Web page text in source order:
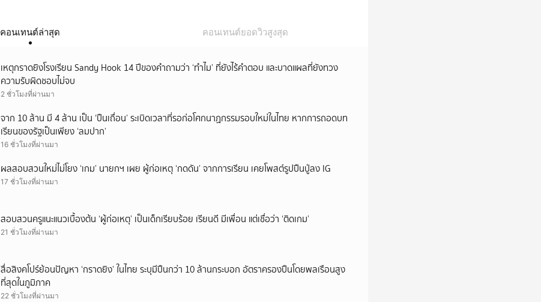
คอนเทนต์ล่าสุด คอนเทนต์ยอดวิวสูงสุด
เหตุกราดยิงโรงเรียน Sandy Hook 14 ปีของคำถามว่า ‘ทำไม’ ที่ยังไร้คำตอบ และบาดแผลที่ยังทวง
ความรับผิดชอบไม่จบ
2 ชั่วโมงที่ผ่านมา
จาก 10 ล้าน มี 4 ล้าน เป็น ‘ปืนเถื่อน’ ระเบิดเวลาที่รอก่อโศกนาฏกรรมรอบใหม่ในไทย หากการถอดบท
เรียนของรัฐเป็นเพียง ‘ลมปาก’
16 ชั่วโมงที่ผ่านมา
ผลสอบสวนใหม่ไม่โยง ‘เกม’ นายกฯ เผย ผู้ก่อเหตุ ‘กดดัน’ จากการเรียน เคยโพสต์รูปปืนปู่ลง IG
17 ชั่วโมงที่ผ่านมา
สอบสวนครูแนะแนวเบื้องต้น ‘ผู้ก่อเหตุ’ เป็นเด็กเรียบร้อย เรียนดี มีเพื่อน แต่เชื่อว่า ‘ติดเกม’
21 ชั่วโมงที่ผ่านมา
สื่อสิงคโปร์ย้อนปัญหา ‘กราดยิง’ ในไทย ระบุมีปืนกว่า 10 ล้านกระบอก อัตราครองปืนโดยพลเรือนสูง
ที่สุดในภูมิภาค
22 ชั่วโมงที่ผ่านมา